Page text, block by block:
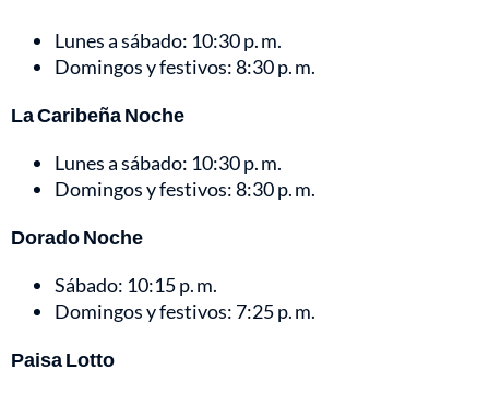
Lunes a sábado: 10:30 p. m.
Domingos y festivos: 8:30 p. m.
La Caribeña Noche
Lunes a sábado: 10:30 p. m.
Domingos y festivos: 8:30 p. m.
Dorado Noche
Sábado: 10:15 p. m.
Domingos y festivos: 7:25 p. m.
Paisa Lotto